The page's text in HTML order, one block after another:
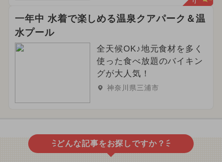
一年中 水着で楽しめる温泉クアパーク＆温
水プール
全天候OK♪地元食材を多く
使った食べ放題のバイキン
グが大人気！
神奈川県三浦市
どんな記事をお探しですか？